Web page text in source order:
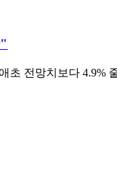
초 전망치보다 4.9%